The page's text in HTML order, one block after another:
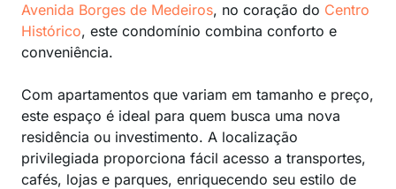
Avenida Borges de Medeiros, no coração do Centro
Histórico, este condomínio combina conforto e
conveniência.
Com apartamentos que variam em tamanho e preço,
este espaço é ideal para quem busca uma nova
residência ou investimento. A localização
privilegiada proporciona fácil acesso a transportes,
cafés, lojas e parques, enriquecendo seu estilo de